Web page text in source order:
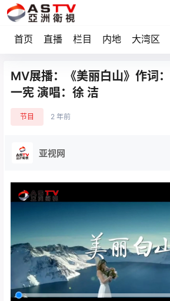
首页 直播 栏目 内地 大湾区
MV展播：《美丽白山》作词
一宪 演唱：徐 洁
节目 2 年前
亚视网